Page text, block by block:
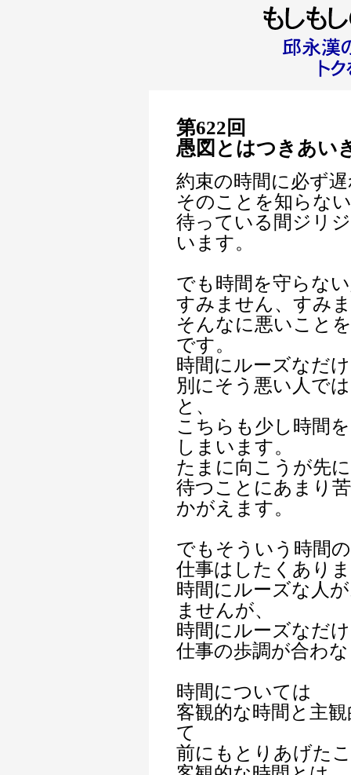
第622回
愚図とはつきあい
約束の時間に必ず
そのことを知らな
待っている間ジリ
います。
でも時間を守らな
すみません、すみ
そんなに悪いこと
です。
時間にルーズなだ
別にそう悪い人で
と、
こちらも少し時間
しまいます。
たまに向こうが先
待つことにあまり
かがえます。
でもそういう時間
仕事はしたくあり
時間にルーズな人
ませんが、
時間にルーズなだ
仕事の歩調が合わ
時間については
客観的な時間と主
て
前にもとりあげた